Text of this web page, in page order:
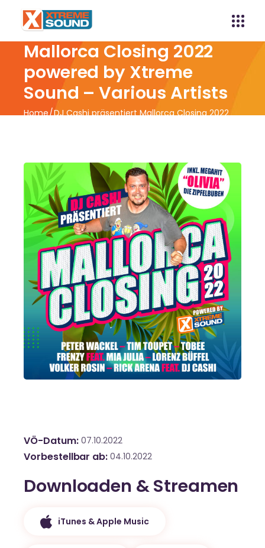
DJ Cashi präsentiert
Mallorca Closing 2022
powered by Xtreme
Sound – Various Artists
Home DJ Cashi präsentiert Mallorca Closing 2022
VÖ-Datum 07.10.2022
Vorbestellbar ab 04.10.2022
Downloaden & Streamen
iTunes & Apple Music